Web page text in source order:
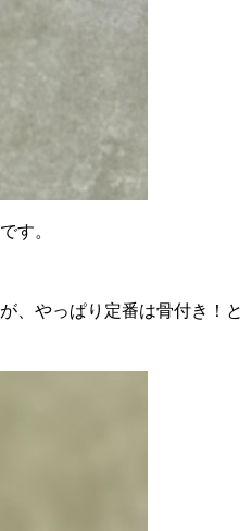
す。
、やっぱり定番は骨付き！と